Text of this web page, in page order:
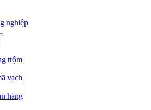
nghiệp
trộm
vạch
hàng